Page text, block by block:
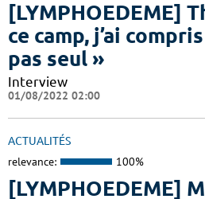
[LYMPHOEDEME]
ce camp, j’ai
pas seul »
Interview
01/08/2022 02:00
ACTUALITÉS
relevance: 100%
[LYMPHOEDEME]